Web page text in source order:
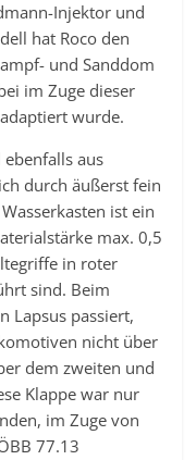
Injektor und
hat Roco den
und Sanddom
im Zuge dieser
wurde.
ebenfalls aus
durch äußerst fein
ist ein
max. 0,5
in roter
sind. Beim
Lapsus passiert,
nicht über
dem zweiten und
Klappe war nur
im Zuge von
77.13